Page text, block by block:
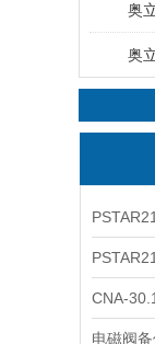
奥
奥
电磁阀